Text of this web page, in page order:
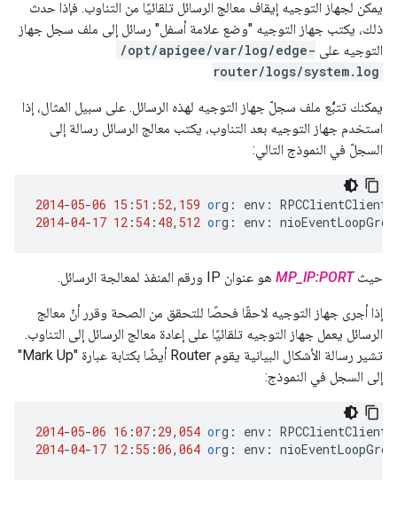
يمكن لجهاز التوجيه إيقاف معالج الرسائل تلقائيًا من التناوب. فإذا حدث
ذلك، يكتب جهاز التوجيه "وضع علامة أسفل" رسائل إلى ملف سجل جهاز
التوجيه على /opt/apigee/var/log/edge-
router/logs/system.log
يمكنك تتبُّع ملف سجلّ جهاز التوجيه لهذه الرسائل. على سبيل المثال، إذا
استخدم جهاز التوجيه بعد التناوب، يكتب معالج الرسائل رسالة إلى
السجلّ في النموذج التالي:
2014-05-06 15 : 51 : 52, 159 org : env :
2014-04-17 12 : 54 : 48, 512 org : env :
حيثMP_IP:PORT هو عنوان IP ورقم المنفذ لمعالجة الرسائل.
إذا أجرى جهاز التوجيه لاحقًا فحصًا للتحقق من الصحة وقرر أنّ معالج
الرسائل يعمل جهاز التوجيه تلقائيًا على إعادة معالج الرسائل إلى التناوب.
تشير رسالة الأشكال البيانية يقوم Router أيضًا بكتابة عبارة "Mark Up"
إلى السجل في النموذج:
2014-05-06 16 :07 : 29, 054 org : env :
2014-04-17 12 : 55 :06, 064 org : env :